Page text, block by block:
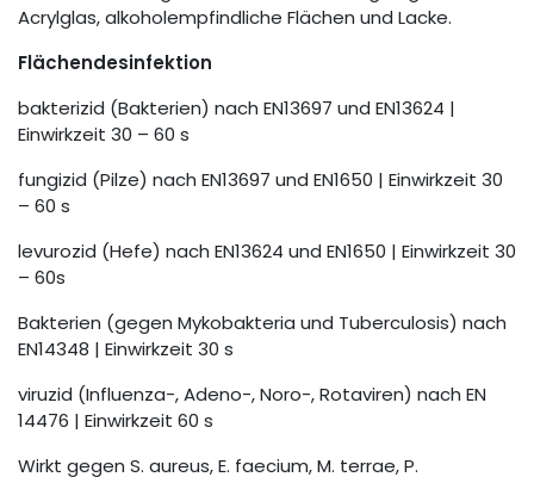
Acrylglas, alkoholempfindliche Flächen und Lacke.
Flächendesinfektion
bakterizid (Bakterien) nach EN13697 und EN13624 |
Einwirkzeit 30 – 60 s
fungizid (Pilze) nach EN13697 und EN1650 | Einwirkzeit 30
– 60 s
levurozid (Hefe) nach EN13624 und EN1650 | Einwirkzeit 30
– 60s
Bakterien (gegen Mykobakteria und Tuberculosis) nach
EN14348 | Einwirkzeit 30 s
viruzid (Influenza-, Adeno-, Noro-, Rotaviren) nach EN
14476 | Einwirkzeit 60 s
Wirkt gegen S. aureus, E. faecium, M. terrae, P.